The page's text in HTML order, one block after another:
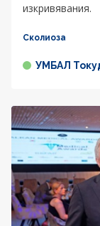
изкривявания.
Сколиоза
УМБАЛ